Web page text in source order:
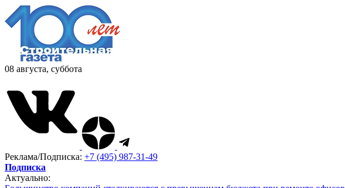
08 августа, суббота
Реклама/Подписка: +7 (495) 987-31-49
Подписка
Актуально: